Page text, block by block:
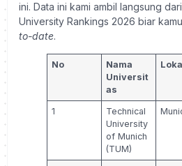
ini. Data ini kami ambil langsung
University Rankings 2026 biar
to-date.
No
Nama
Universit
as
1
Technical
University
of Munich
(TUM)